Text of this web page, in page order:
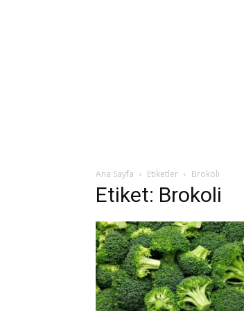
Ana Sayfa Etiketler Brokoli
Etiket: Brokoli